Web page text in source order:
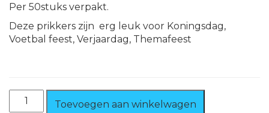
Per 50stuks verpakt.
Deze prikkers zijn erg leuk voor Koningsdag,
Voetbal feest, Verjaardag, Themafeest
Prikkers
Toevoegen aan winkelwagen